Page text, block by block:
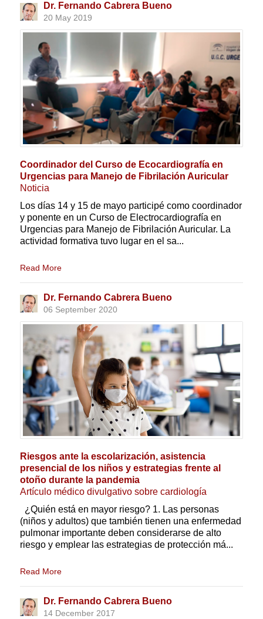
Dr. Fernando Cabrera Bueno
20 May 2019
Coordinador del Curso de Ecocardiografía en
Urgencias para Manejo de Fibrilación Auricular
Noticia
Los días 14 y 15 de mayo participé como coordinador
y ponente en un Curso de Electrocardiografía en
Urgencias para Manejo de Fibrilación Auricular. La
actividad formativa tuvo lugar en el sa...
Read More
Dr. Fernando Cabrera Bueno
06 September 2020
Riesgos ante la escolarización, asistencia
presencial de los niños y estrategias frente al
otoño durante la pandemia
Artículo médico divulgativo sobre cardiología
¿Quién está en mayor riesgo? 1. Las personas
(niños y adultos) que también tienen una enfermedad
pulmonar importante deben considerarse de alto
riesgo y emplear las estrategias de protección má...
Read More
Dr. Fernando Cabrera Bueno
14 December 2017